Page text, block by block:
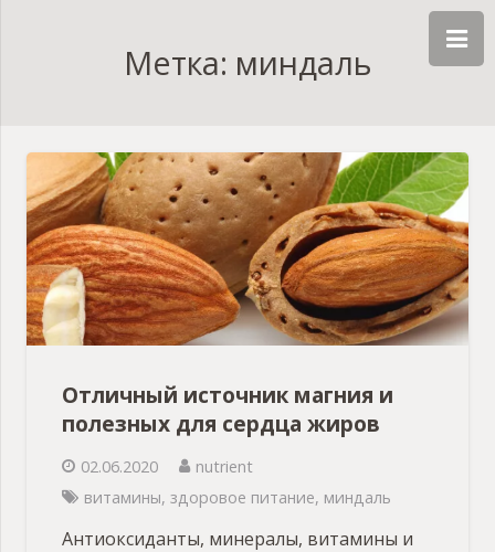
Метка: миндаль
Отличный источник магния и
полезных для сердца жиров
02.06.2020
nutrient
витамины, здоровое питание, миндаль
Антиоксиданты, минералы, витамины и